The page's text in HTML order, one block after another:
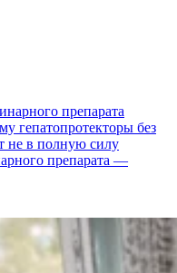
препарата
гепатопротекторы без
не в полную силу
препарата —